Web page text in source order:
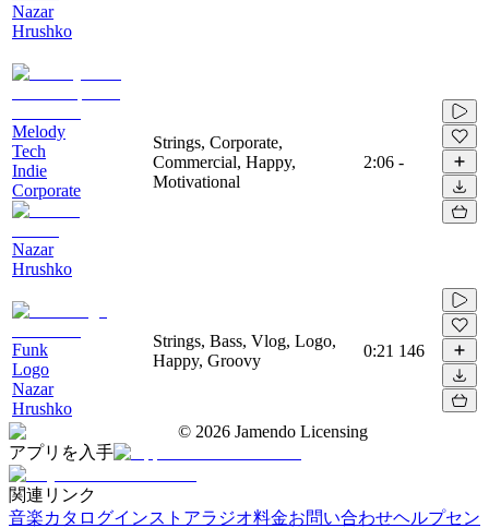
Nazar
Hrushko
Melody
Tech
Indie
Corporate
Nazar
Hrushko
Strings, Corporate,
Commercial, Happy,
Motivational
2:06 -
Funk
Logo
Nazar
Hrushko
Strings, Bass, Vlog, Logo,
Happy, Groovy
0:21 146
© 2026 Jamendo Licensing
アプリを入手
関連リンク
音楽カタログインストアラジオ料金お問い合わせヘルプセン